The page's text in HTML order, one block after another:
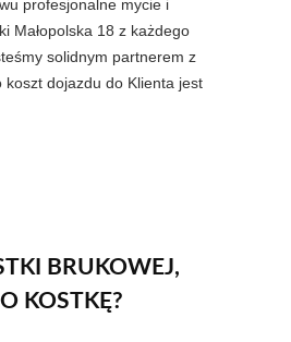
profesjonalne mycie i
Małopolska 18 z każdego
solidnym partnerem z
koszt dojazdu do Klienta jest
BRUKOWEJ,
KOSTKĘ?